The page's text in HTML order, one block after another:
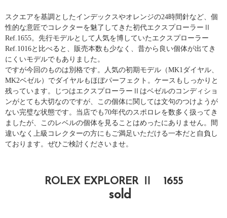
スクエアを基調としたインデックスやオレンジの24時間針など、個
性的な意匠でコレクターを魅了してきた初代エクスプローラーⅡ
Ref.1655。先行モデルとして人気を博していたエクスプローラー
Ref.1016と比べると、販売本数も少なく、昔から良い個体が出てき
にくいモデルでもありました。
ですが今回のものは別格です。人気の初期モデル（MK1ダイヤル、
MK2ベゼル）でダイヤルもほぼパーフェクト。ケースもしっかりと
残っています。じつはエクスプローラーⅡはベゼルのコンディショ
ンがとても大切なのですが、この個体に関しては文句のつけようが
ない完璧な状態です。当店でも70年代のスポロレを数多く扱ってき
ましたが、このレベルの個体を見ることはめったにありません。間
違いなく上級コレクターの方にもご満足いただける一本だと自負し
ております。ぜひご検討くださいませ。
ROLEX EXPLORER Ⅱ 1655
sold